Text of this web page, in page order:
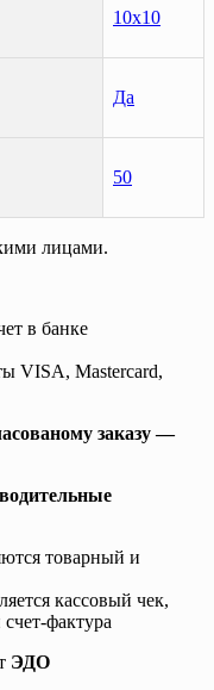
10х10
Да
50
лицами.
в банке
VISA, Mastercard,
заказу —
товарный и
кассовый чек,
фактура
ЭДО